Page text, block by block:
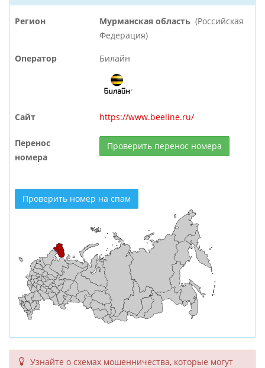
Регион Мурманская область (Российская
Федерация)
Оператор Билайн
Сайт https://www.beeline.ru/
Перенос
номера
Проверить перенос номера
Проверить номер на спам
Узнайте о схемах мошенни­чества, кото­рые могут